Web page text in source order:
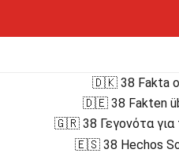
🇩🇰 38 Fakta
🇩🇪 38 Fakten
🇬🇷 38 Γεγονότα για
🇪🇸 38 Hechos